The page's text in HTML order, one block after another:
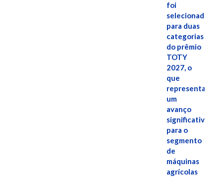
foi
selecionado
para duas
categorias
do prêmio
TOTY
2027, o
que
representa
um
avanço
significativo
para o
segmento
de
máquinas
agrícolas